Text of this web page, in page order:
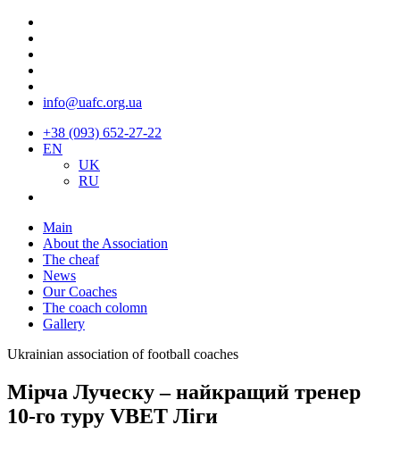
info@uafc.org.ua
+38 (093) 652-27-22
EN
UK
RU
Main
About the Association
The cheaf
News
Our Coaches
The coach colomn
Gallery
Ukrainian association of football coaches
Мірча Луческу – найкращий тренер
10-го туру VBET Ліги